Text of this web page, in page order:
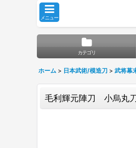
メニュー
カテゴリ
ホーム > 日本武術/模造刀 > 武将幕
毛利輝元陣刀 小烏丸